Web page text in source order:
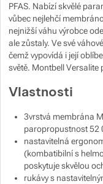
PFAS. Nabízí skvělé
vůbec nejlehčí
nejnižší váhu výrobce
ale zůstaly. Ve své
čemž vypovídá i její
světě. Montbell Versalite
Vlastnosti
3vrstvá membrána
paropropustnost 52
nastavitelná
(kombatibilní s
poskytuje skvělou
rukávy s
Zobrazit více
Zobrazit více
Zobrazit více
Zobrazit více
Zobrazit více
Zobrazit více
Zobrazit více
Zobrazit více